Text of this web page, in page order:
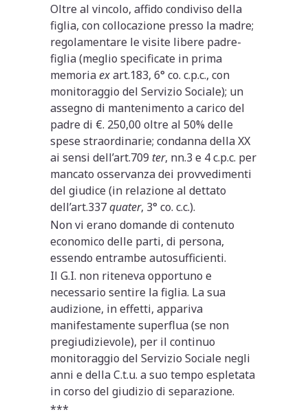
Oltre al vincolo, affido condiviso della
figlia, con collocazione presso la madre;
regolamentare le visite libere padre-
figlia (meglio specificate in prima
memoriaexart.183, 6° co. c.p.c., con
monitoraggio del Servizio Sociale); un
assegno di mantenimento a carico del
padre di €. 250,00 oltre al 50% delle
spese straordinarie; condanna della XX
ai sensi dell’art.709 ter, nn.3 e 4 c.p.c. per
mancato osservanza dei provvedimenti
del giudice (in relazione al dettato
dell’art.337quater, 3° co. c.c.).
Non vi erano domande di contenuto
economico delle parti, di persona,
essendo entrambe autosufficienti.
Il G.I. non riteneva opportuno e
necessario sentire la figlia. La sua
audizione, in effetti, appariva
manifestamente superflua (se non
pregiudizievole), per il continuo
monitoraggio del Servizio Sociale negli
anni e della C.t.u. a suo tempo espletata
in corso del giudizio di separazione.
***